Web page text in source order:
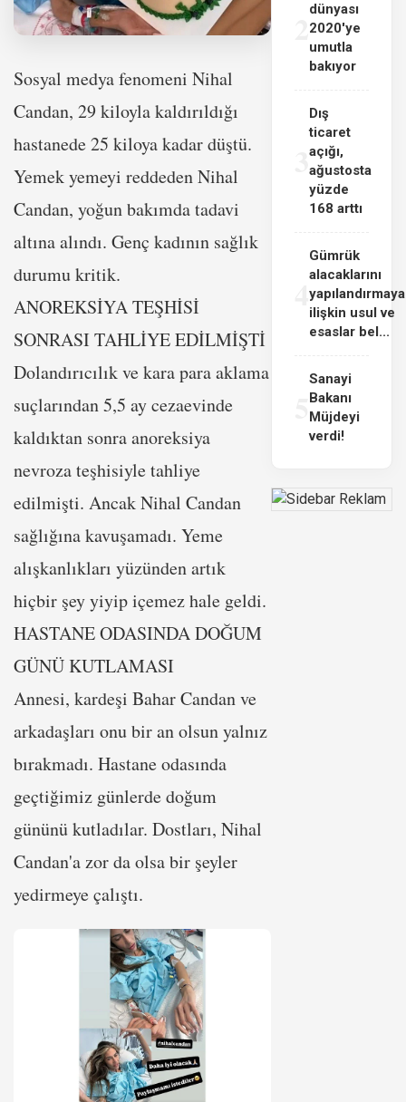
Sosyal medya fenomeni Nihal
Candan, 29 kiloyla kaldırıldığı
hastanede 25 kiloya kadar düştü.
Yemek yemeyi reddeden Nihal
Candan, yoğun bakımda tadavi
altına alındı. Genç kadının sağlık
durumu kritik.
ANOREKSİYA TEŞHİSİ
SONRASI TAHLİYE EDİLMİŞTİ
Dolandırıcılık ve kara para aklama
suçlarından 5,5 ay cezaevinde
kaldıktan sonra anoreksiya
nevroza teşhisiyle tahliye
edilmişti. Ancak Nihal Candan
sağlığına kavuşamadı. Yeme
alışkanlıkları yüzünden artık
hiçbir şey yiyip içemez hale geldi.
HASTANE ODASINDA DOĞUM
GÜNÜ KUTLAMASI
Annesi, kardeşi Bahar Candan ve
arkadaşları onu bir an olsun yalnız
bırakmadı. Hastane odasında
geçtiğimiz günlerde doğum
gününü kutladılar. Dostları, Nihal
Candan'a zor da olsa bir şeyler
yedirmeye çalıştı.
dünyası
2020'ye
umutla
bakıyor
3
Dış
ticaret
açığı,
ağustosta
yüzde
168 arttı
4
Gümrük
alacaklarını
yapılandırmaya
ilişkin usul ve
esaslar bel...
Sanayi
Bakanı
Müjdeyi
verdi!